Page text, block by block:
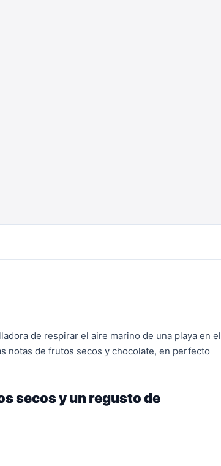
de respirar el aire marino de una playa en el
notas de frutos secos y chocolate, en perfecto
secos y un regusto de